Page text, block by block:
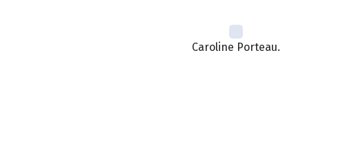
Caroline Porteau.